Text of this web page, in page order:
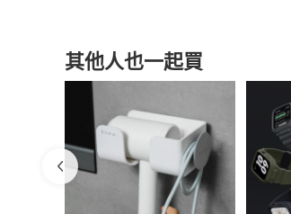
其他人也一起買